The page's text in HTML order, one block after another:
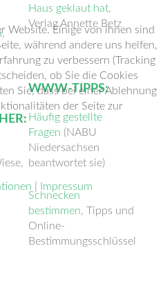
,
Haus geklaut hat,
Verlag Annette Betz
WWW-TIPPS:
Häufig gestellte
Fragen (NABU
Niedersachsen
beantwortet sie)
Schnecken
bestimmen, Tipps und
Online-
Bestimmungsschlüssel
Website. Einige von ihnen sind
während andere uns helfen,
zu verbessern (Tracking
ob Sie die Cookies
Sie, dass bei einer Ablehnung
der Seite zur
Impressum